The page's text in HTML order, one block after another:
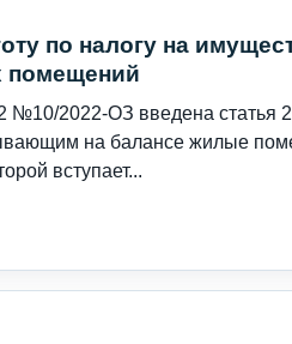
по налогу на
помещений
№10/2022-ОЗ введена статья
на балансе жилые
вступает...